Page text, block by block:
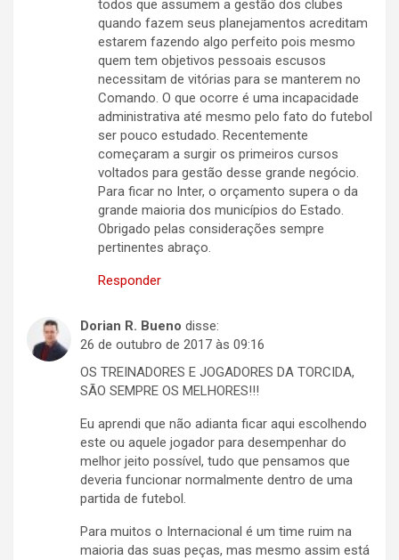
todos que assumem a gestão dos clubes
quando fazem seus planejamentos acreditam
estarem fazendo algo perfeito pois mesmo
quem tem objetivos pessoais escusos
necessitam de vitórias para se manterem no
Comando. O que ocorre é uma incapacidade
administrativa até mesmo pelo fato do futebol
ser pouco estudado. Recentemente
começaram a surgir os primeiros cursos
voltados para gestão desse grande negócio.
Para ficar no Inter, o orçamento supera o da
grande maioria dos municípios do Estado.
Obrigado pelas considerações sempre
pertinentes abraço.
Responder
Dorian R. Bueno disse:
26 de outubro de 2017 às 09:16
OS TREINADORES E JOGADORES DA TORCIDA,
SÃO SEMPRE OS MELHORES!!!
Eu aprendi que não adianta ficar aqui escolhendo
este ou aquele jogador para desempenhar do
melhor jeito possível, tudo que pensamos que
deveria funcionar normalmente dentro de uma
partida de futebol.
Para muitos o Internacional é um time ruim na
maioria das suas peças, mas mesmo assim está